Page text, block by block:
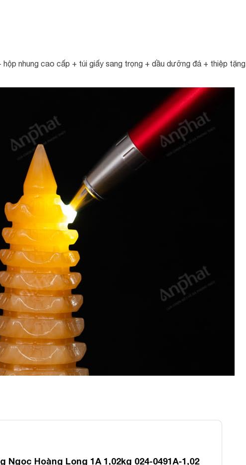
nhung cao cấp + túi giấy sang trọng + dầu dưỡng đá + thiệp tặng
Ngọc Hoàng Long 1A 1,02kg 024-0491A-1,02